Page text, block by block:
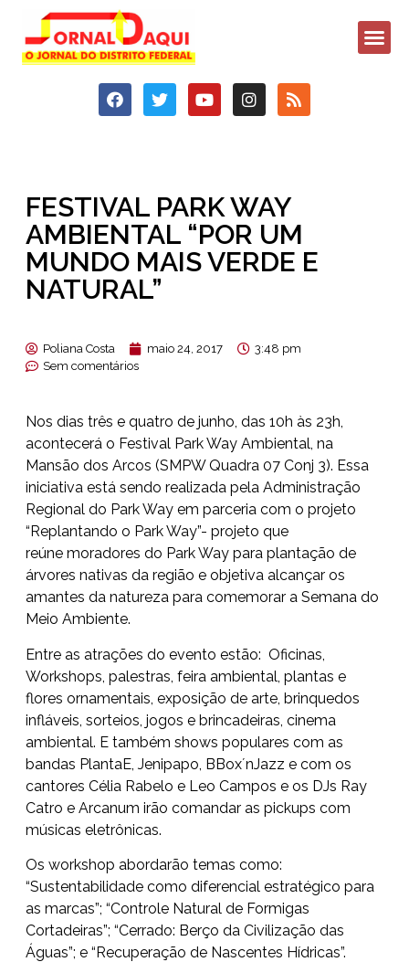
FESTIVAL PARK WAY
AMBIENTAL “POR UM
MUNDO MAIS VERDE E
NATURAL”
Poliana Costa maio 24, 2017
3:48 pm
Sem comentários
Nos dias três e quatro de junho, das 10h às 23h,
acontecerá o Festival Park Way Ambiental, na
Mansão dos Arcos (SMPW Quadra 07 Conj 3). Essa
iniciativa está sendo realizada pela Administração
Regional do Park Way em parceria com o projeto
“Replantando o Park Way”- projeto que
reúne moradores do Park Way para plantação de
árvores nativas da região e objetiva alcançar os
amantes da natureza para comemorar a Semana do
Meio Ambiente.
Entre as atrações do evento estão: Oficinas,
Workshops, palestras, feira ambiental, plantas e
flores ornamentais, exposição de arte, brinquedos
infláveis, sorteios, jogos e brincadeiras, cinema
ambiental. E também shows populares com as
bandas PlantaE, Jenipapo, BBox´nJazz e com os
cantores Célia Rabelo e Leo Campos e os DJs Ray
Catro e Arcanum irão comandar as pickups com
músicas eletrônicas.
Os workshop abordarão temas como:
“Sustentabilidade como diferencial estratégico para
as marcas”; “Controle Natural de Formigas
Cortadeiras”; “Cerrado: Berço da Civilização das
Águas”; e “Recuperação de Nascentes Hídricas”.